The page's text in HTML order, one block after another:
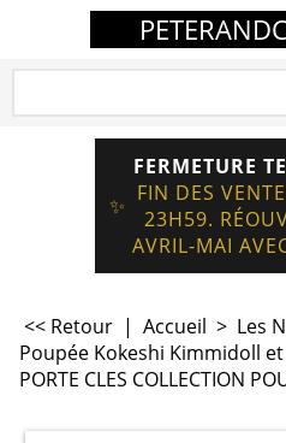
✨
FERMETURE
FIN DES
23H59.
AVRIL-MAI
<< Retour | Accueil > Les
Poupée Kokeshi Kimmidoll
PORTE CLES COLLECTION